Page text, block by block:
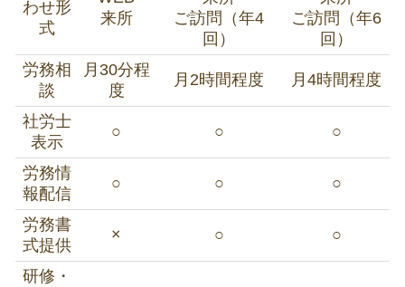
わせ形
式
来所
ご訪問（年4
回）
ご訪問（年6
回）
労務相
談
月30分程
度
月2時間程度 月4時間程度
社労士
表示
○ ○ ○
労務情
報配信
○ ○ ○
労務書
式提供
× ○ ○
研修・